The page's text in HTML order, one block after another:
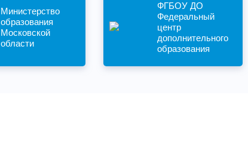
Министерство
образования
Московской
области
ФГБОУ ДО
Федеральный
центр
дополнительного
образования